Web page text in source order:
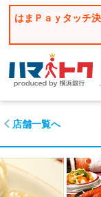
はまＰａｙタッチ
店舗一覧へ